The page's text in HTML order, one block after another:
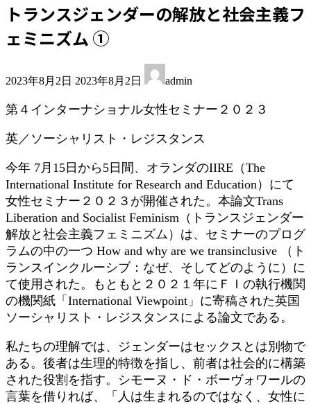
トランスジェンダーの解放と社会主義フ
ェミニズム ①
2023年8月2日 終
新
時
2023年8月2日 admin
第４インターナショナル女性セミナー２０２３
英／ソーシャリスト・レジスタンス
今年 7月15日から5日間、オランダのIIRE（The
International Institute for Research and Education）にて
女性セミナー２０２３が開催された。本論文Trans
Liberation and Socialist Feminism（トランスジェンダー
解放と社会主義フェミニズム）は、セミナーのプログ
ラムの中の一つ How and why are we transinclusive （ト
ランスインクルーシブ：なぜ、そしてどのように）に
て使用された。もともと２０２１年にＦＩの執行機関
の機関紙「International Viewpoint」に寄稿された英国
ソーシャリスト・レジスタンスによる論文である。
私たちの理解では、ジェンダーはセックスとは別物で
ある。後者は生理的特徴を指し、前者は社会的に構築
された役割を指す。シモーヌ・ド・ボーヴォワールの
言葉を借りれば、「人は生まれるのではなく、女性に